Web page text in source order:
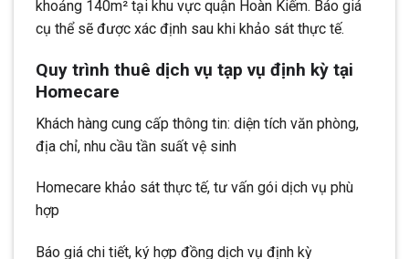
khoảng 140m² tại khu vực quận Hoàn Kiếm. Báo giá
cụ thể sẽ được xác định sau khi khảo sát thực tế.
Quy trình thuê dịch vụ tạp vụ định kỳ tại
Homecare
Khách hàng cung cấp thông tin: diện tích văn phòng,
địa chỉ, nhu cầu tần suất vệ sinh
Homecare khảo sát thực tế, tư vấn gói dịch vụ phù
hợp
Báo giá chi tiết, ký hợp đồng dịch vụ định kỳ